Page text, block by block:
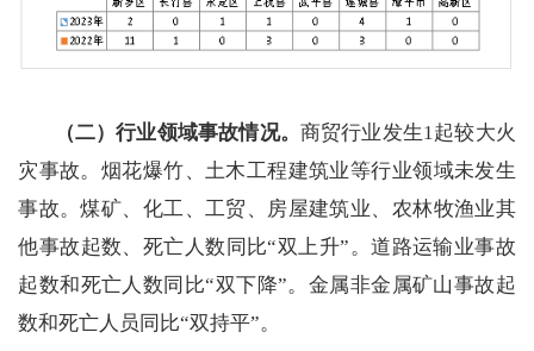
（二）行业领域事故情况。 商贸行业发生1起较大火
灾事故。烟花爆竹、土木工程建筑业等行业领域未发生
事故。煤矿、化工、工贸、房屋建筑业、农林牧渔业其
他事故起数、死亡人数同比“双上升”。道路运输业事故
起数和死亡人数同比“双下降”。金属非金属矿山事故起
数和死亡人员同比“双持平”。